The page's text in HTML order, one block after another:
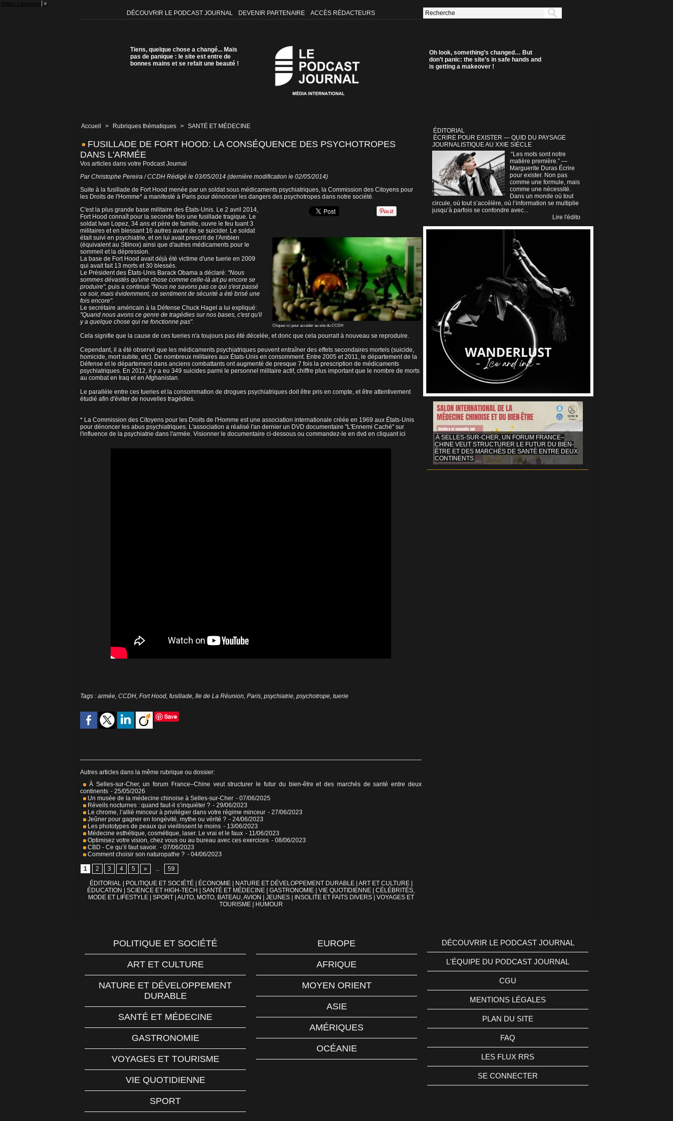
Select Language ▼
DÉCOUVRIR LE PODCAST JOURNAL DEVENIR PARTENAIRE ACCÈS RÉDACTEURS
Tiens, quelque chose a changé... Mais
pas de panique : le site est entre de
bonnes mains et se refait une beauté !
Oh look, something’s changed… But
don’t panic: the site’s in safe hands and
is getting a makeover !
Accueil > Rubriques thématiques > SANTÉ ET MÉDECINE
FUSILLADE DE FORT HOOD: LA CONSÉQUENCE DES PSYCHOTROPES
DANS L'ARMÉE
Vos articles dans votre Podcast Journal
Par Christophe Pereira / CCDH Rédigé le 03/05/2014 (dernière modification le 02/05/2014)
Suite à la fusillade de Fort Hood menée par un soldat sous médicaments psychiatriques, la Commission des Citoyens pour
les Droits de l'Homme* a manifesté à Paris pour dénoncer les dangers des psychotropes dans notre société.
Cliquez ici pour accéder au site du CCDH
C'est la plus grande base militaire des États-Unis. Le 2 avril 2014,
Fort Hood connaît pour la seconde fois une fusillade tragique. Le
soldat Ivan Lopez, 34 ans et père de famille, ouvre le feu tuant 3
militaires et en blessant 16 autres avant de se suicider. Le soldat
était suivi en psychiatrie, et on lui avait prescrit de l'Ambien
(équivalent au Stilnox) ainsi que d'autres médicaments pour le
sommeil et la dépression.
La base de Fort Hood avait déjà été victime d'une tuerie en 2009
qui avait fait 13 morts et 30 blessés.
Le Président des États-Unis Barack Obama a déclaré: "Nous
sommes dévastés qu'une chose comme celle-là ait pu encore se
produire", puis a continué "Nous ne savons pas ce qui s'est passé
ce soir, mais évidemment, ce sentiment de sécurité a été brisé une
fois encore".
Le secrétaire américain à la Défense Chuck Hagel a lui expliqué:
"Quand nous avons ce genre de tragédies sur nos bases, c'est qu'il
y a quelque chose qui ne fonctionne pas".
Cela signifie que la cause de ces tueries n'a toujours pas été décelée, et donc que cela pourrait à nouveau se reproduire.
Cependant, il a été observé que les médicaments psychiatriques peuvent entraîner des effets secondaires mortels (suicide,
homicide, mort subite, etc). De nombreux militaires aux États-Unis en consomment. Entre 2005 et 2011, le département de la
Défense et le département dans anciens combattants ont augmenté de presque 7 fois la prescription de médicaments
psychiatriques. En 2012, il y a eu 349 suicides parmi le personnel militaire actif, chiffre plus important que le nombre de morts
au combat en Iraq et en Afghanistan.
Le parallèle entre ces tueries et la consommation de drogues psychiatriques doit être pris en compte, et être attentivement
étudié afin d'éviter de nouvelles tragédies.
* La Commission des Citoyens pour les Droits de l'Homme est une association internationale créée en 1969 aux États-Unis
pour dénoncer les abus psychiatriques. L'association a réalisé l'an dernier un DVD documentaire "L'Ennemi Caché" sur
l'influence de la psychiatrie dans l'armée. Visionner le documentaire ci-dessous ou commandez-le en dvd en cliquant ici
Tags : armée, CCDH, Fort Hood, fusillade, Ile de La Réunion, Paris, psychiatrie, psychotrope, tuerie
Save
Autres articles dans la même rubrique ou dossier:
À Selles-sur-Cher, un forum France–Chine veut structurer le futur du bien-être et des marchés de santé entre deux
continents - 25/05/2026
Un musée de la médecine chinoise à Selles-sur-Cher - 07/06/2025
Réveils nocturnes : quand faut-il s’inquiéter ? - 29/06/2023
Le chrome, l’allié minceur à privilégier dans votre régime minceur - 27/06/2023
Jeûner pour gagner en longévité, mythe ou vérité ? - 24/06/2023
Les phototypes de peaux qui vieillissent le moins - 13/06/2023
Médecine esthétique, cosmétique, laser. Le vrai et le faux - 11/06/2023
Optimisez votre vision, chez vous ou au bureau avec ces exercices - 08/06/2023
CBD - Ce qu’il faut savoir. - 07/06/2023
Comment choisir son naturopathe ? - 04/06/2023
1 2 3 4 5 » ... 59
ÉDITORIAL POLITIQUE ET SOCIÉTÉ ÉCONOMIE NATURE ET DÉVELOPPEMENT DURABLE ART ET CULTURE
ÉDUCATION
SCIENCE ET HIGH-TECH SANTÉ ET MÉDECINE GASTRONOMIE VIE QUOTIDIENNE
CÉLÉBRITÉS,
MODE ET LIFESTYLE
SPORT AUTO, MOTO, BATEAU, AVION JEUNES INSOLITE ET FAITS DIVERS
VOYAGES ET
TOURISME
HUMOUR
ÉDITORIAL
ÉCRIRE POUR EXISTER — QUID DU PAYSAGE
JOURNALISTIQUE AU XXIE SIÈCLE
“Les mots sont notre
matière première.” —
Marguerite Duras Écrire
pour exister. Non pas
comme une formule, mais
comme une nécessité.
Dans un monde où tout
circule, où tout s’accélère, où l’information se multiplie
jusqu’à parfois se confondre avec...
Lire l'édito
À SELLES-SUR-CHER, UN FORUM FRANCE–
CHINE VEUT STRUCTURER LE FUTUR DU BIEN-
ÊTRE ET DES MARCHÉS DE SANTÉ ENTRE DEUX
CONTINENTS
POLITIQUE ET SOCIÉTÉ
ART ET CULTURE
NATURE ET DÉVELOPPEMENT
DURABLE
SANTÉ ET MÉDECINE
GASTRONOMIE
VOYAGES ET TOURISME
VIE QUOTIDIENNE
SPORT
EUROPE
AFRIQUE
MOYEN ORIENT
ASIE
AMÉRIQUES
OCÉANIE
DÉCOUVRIR LE PODCAST JOURNAL
L'ÉQUIPE DU PODCAST JOURNAL
CGU
MENTIONS LÉGALES
PLAN DU SITE
FAQ
LES FLUX RRS
SE CONNECTER